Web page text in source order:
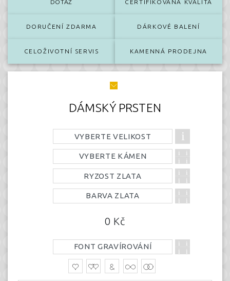
DOTAZ CERTIFIKOVANÁ KVALITA
DORUČENÍ ZDARMA DÁRKOVÉ BALENÍ
CELOŽIVOTNÍ SERVIS KAMENNÁ PRODEJNA
DÁMSKÝ PRSTEN
VYBERTE VELIKOST
VYBERTE KÁMEN
RYZOST ZLATA
BARVA ZLATA
0 Kč
FONT GRAVÍROVÁNÍ